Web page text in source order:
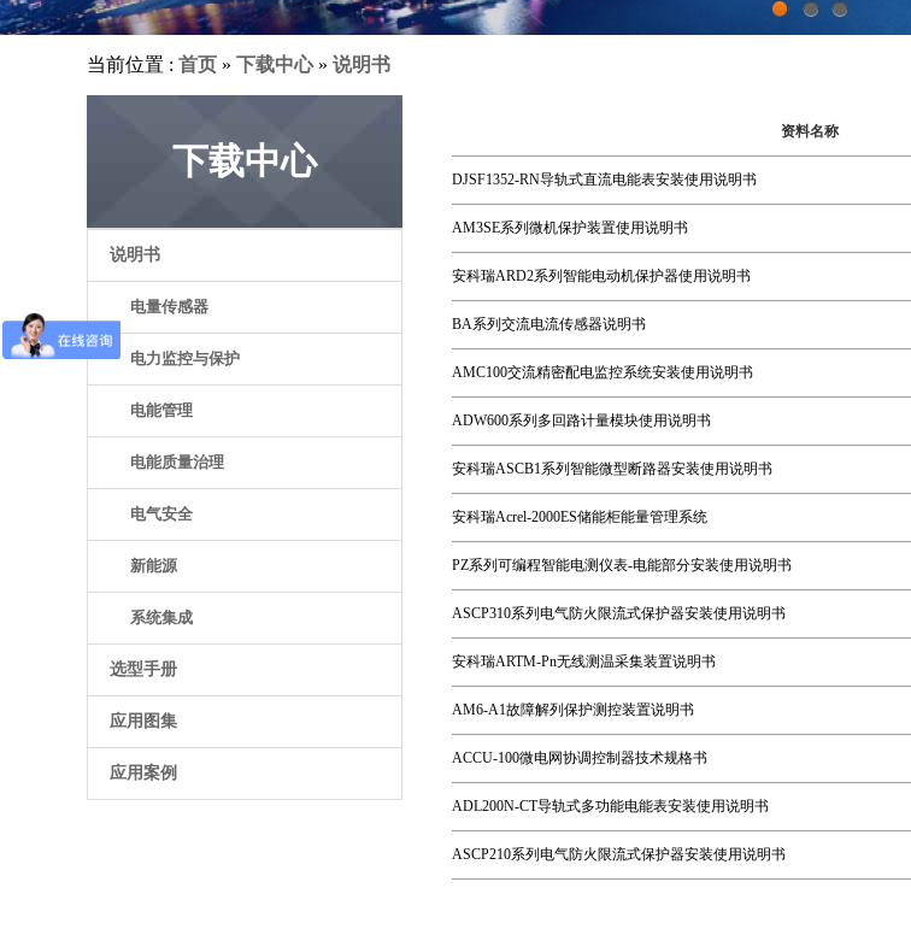
当前位置 : 首页 » 下载中心» 说明书
下载中心
说明书
电量传感器
电力监控与保护
电能管理
电能质量治理
电气安全
新能源
系统集成
选型手册
应用图集
应用案例
资料名称
DJSF1352-RN导轨式直流电能表安装使用说明书
AM3SE系列微机保护装置使用说明书
安科瑞ARD2系列智能电动机保护器使用说明书
BA系列交流电流传感器说明书
AMC100交流精密配电监控系统安装使用说明书
ADW600系列多回路计量模块使用说明书
安科瑞ASCB1系列智能微型断路器安装使用说明书
安科瑞Acrel-2000ES储能柜能量管理系统
PZ系列可编程智能电测仪表-电能部分安装使用说明书
ASCP310系列电气防火限流式保护器安装使用说明书
安科瑞ARTM-Pn无线测温采集装置说明书
AM6-A1故障解列保护测控装置说明书
ACCU-100微电网协调控制器技术规格书
ADL200N-CT导轨式多功能电能表安装使用说明书
ASCP210系列电气防火限流式保护器安装使用说明书